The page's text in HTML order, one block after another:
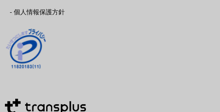
- 個人情報保護方針